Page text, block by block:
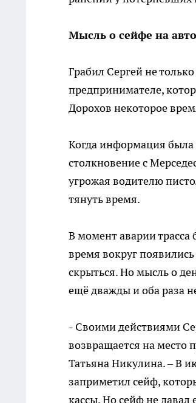
Мысль о сейфе на
Грабил Сергей не
предпринимателе,
Дорохов некоторое
Когда информация была
столкновение с
угрожая водителю
тянуть время.
В момент аварии
время вокруг
скрыться. Но мысль о
ещё дважды и оба раза
- Своими действиями
возвращается на место
Татьяна Никулина. – В
заприметил сейф,
кассы. Но сейф не давал